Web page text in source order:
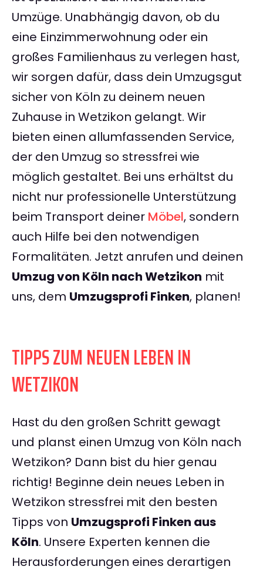
Umzüge. Unabhängig davon, ob du
eine Einzimmerwohnung oder ein
großes Familienhaus zu verlegen hast,
wir sorgen dafür, dass dein Umzugsgut
sicher von Köln zu deinem neuen
Zuhause in Wetzikon gelangt. Wir
bieten einen allumfassenden Service,
der den Umzug so stressfrei wie
möglich gestaltet. Bei uns erhältst du
nicht nur professionelle Unterstützung
beim Transport deiner Möbel, sondern
auch Hilfe bei den notwendigen
Formalitäten. Jetzt anrufen und deinen
Umzug von Köln nach Wetzikon mit
uns, dem Umzugsprofi Finken, planen!
TIPPS ZUM NEUEN LEBEN IN
WETZIKON
Hast du den großen Schritt gewagt
und planst einen Umzug von Köln nach
Wetzikon? Dann bist du hier genau
richtig! Beginne dein neues Leben in
Wetzikon stressfrei mit den besten
Tipps von Umzugsprofi Finken aus
Köln. Unsere Experten kennen die
Herausforderungen eines derartigen